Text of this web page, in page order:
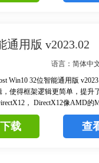
通用版 v2023.02
语言：简体中
Win10 32位智能通用版
，使得框架逻辑更简单，提升
， DirectX12像AMD的
利用率大大提高，适用于各
载 查